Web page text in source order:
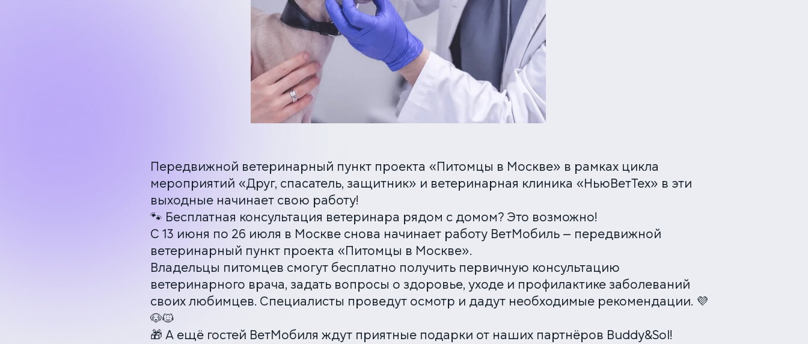
Передвижной ветеринарный пункт проекта «Питомцы в Москве» в рамках цикла
мероприятий «Друг, спасатель, защитник» и ветеринарная клиника «НьюВетТех» в эти
выходные начинает свою работу!
🐾 Бесплатная консультация ветеринара рядом с домом? Это возможно!
С 13 июня по 26 июля в Москве снова начинает работу ВетМобиль — передвижной
ветеринарный пункт проекта «Питомцы в Москве».
Владельцы питомцев смогут бесплатно получить первичную консультацию
ветеринарного врача, задать вопросы о здоровье, уходе и профилактике заболеваний
своих любимцев. Специалисты проведут осмотр и дадут необходимые рекомендации. 💜
🐶🐱
🎁 А ещё гостей ВетМобиля ждут приятные подарки от наших партнёров Buddy&Sol!
+7 (499) 288-80-36
Закажите звонок, и мы перезвоним вам в течение 15 минут
Соглашаюсь с политикой
конфиденциальности и обработки
данных
ЗАПИСАТЬСЯ НА ПРИЁМ
Многопрофильная клиника на Большой
Серпуховской
Москва, ул. Большая Серпуховская, 62к2
+7 (499) 288-80-36
Круглосуточно
Скоро открытие!
Многопрофильная клиника на Введенского
+7 (499) 288-80-36